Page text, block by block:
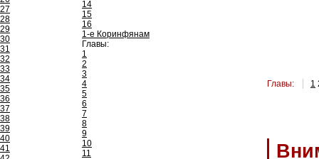
27
28
29
30
31
32
33
34
35
36
37
38
39
40
41
14
15
16
1-е Коринфянам
Главы:
1
2
3
4
5
6
7
8
9
10
11
Главы: 1